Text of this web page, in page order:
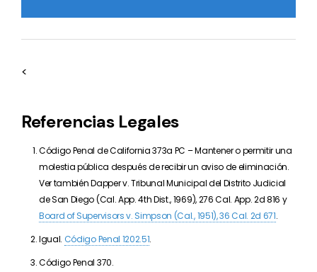
<
Referencias Legales
Código Penal de California 373a PC –Mantener o permitir una
molestia pública después de recibir un aviso de eliminación.
Ver tambiénDapper v. Tribunal Municipal del Distrito Judicial
de San Diego (Cal. App. 4th Dist., 1969), 276 Cal. App. 2d 816 y
Board of Supervisors v. Simpson (Cal., 1951), 36 Cal. 2d 671.
Igual. Código Penal 1202.51.
Código Penal 370.